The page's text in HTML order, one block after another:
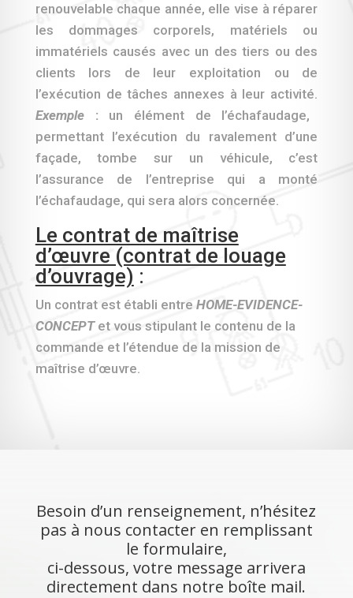
renouvelable chaque année, elle vise à réparer
les dommages corporels, matériels ou
immatériels causés avec un des tiers ou des
clients lors de leur exploitation ou de
l’exécution de tâches annexes à leur activité.
Exemple: un élément de l’échafaudage,
permettant l’exécution du ravalement d’une
façade, tombe sur un véhicule, c’est
l’assurance de l’entreprise qui a monté
l’échafaudage, qui sera alors concernée.
Le contrat de maîtrise
d’œuvre (contrat de louage
d’ouvrage) :
Un contrat est établi entre HOME-EVIDENCE-
CONCEPT et vous stipulant le contenu de la
commande et l’étendue de la mission de
maîtrise d’œuvre.
Besoin d’un renseignement, n’hésitez
pas à nous contacter en remplissant
le formulaire,
ci-dessous, votre message arrivera
directement dans notre boîte mail.